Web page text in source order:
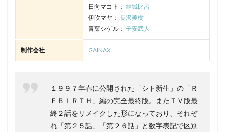
日向マコト： 結城比呂
伊吹マヤ： 長沢美樹
青葉シゲル： 子安武人
制作会社 GAINAX
１９９７年春に公開された「シト新生」の「Ｒ
ＥＢＩＲＴＨ」編の完全最終版。またＴＶ版最
終２話をリメイクした形になっており、それぞ
れ「第２５話」「第２６話」と数字表記で区別